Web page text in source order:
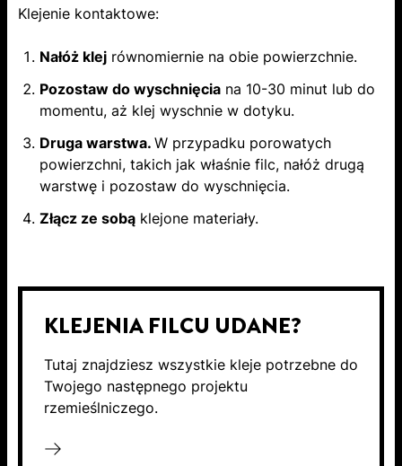
Klejenie kontaktowe:
Nałóż klej równomiernie na obie powierzchnie.
Pozostaw do wyschnięcia na 10-30 minut lub do
momentu, aż klej wyschnie w dotyku.
Druga warstwa. W przypadku porowatych
powierzchni, takich jak właśnie filc, nałóż drugą
warstwę i pozostaw do wyschnięcia.
Złącz ze sobą klejone materiały.
KLEJENIA FILCU UDANE?
Tutaj znajdziesz wszystkie kleje potrzebne do
Twojego następnego projektu
rzemieślniczego.